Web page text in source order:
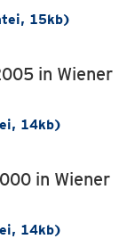
15kb)
in Wiener
14kb)
in Wiener
14kb)